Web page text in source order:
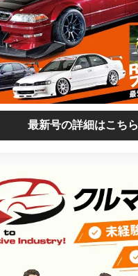
最新号の詳細はこちら